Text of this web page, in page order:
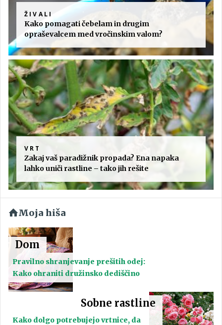
ŽIVALI
Kako pomagati čebelam in drugim
opraševalcem med vročinskim valom?
VRT
Zakaj vaš paradižnik propada? Ena napaka
lahko uniči rastline – tako jih rešite
Moja hiša
Dom
Pravilno shranjevanje prešitih odej:
Kako ohraniti družinsko dediščino
Sobne rastline
Kako dolgo potrebujejo vrtnice, da